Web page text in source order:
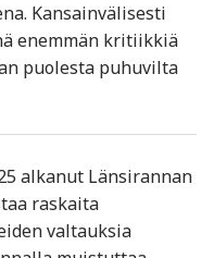
Kansainvälisesti
enemmän kritiikkiä
puolesta puhuvilta
alkanut Länsirannan
raskaita
valtauksia